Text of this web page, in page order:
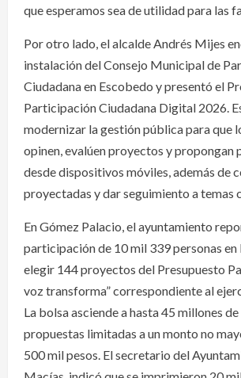
que esperamos sea de utilidad para las
Por otro lado, el alcalde Andrés Mijes
instalación del Consejo Municipal de
Ciudadana en Escobedo y presentó el
Participación Ciudadana Digital 2026.
modernizar la gestión pública para que
opinen, evalúen proyectos y propongan
desde dispositivos móviles, además de
proyectadas y dar seguimiento a temas
En Gómez Palacio, el ayuntamiento
participación de 10 mil 339 personas en
elegir 144 proyectos del Presupuesto
voz transforma” correspondiente al
La bolsa asciende a hasta 45 millones
propuestas limitadas a un monto no
500 mil pesos. El secretario del